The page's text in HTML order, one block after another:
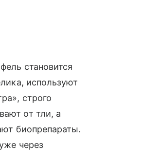
становится
используют
строго
от тли, а
биопрепараты.
через